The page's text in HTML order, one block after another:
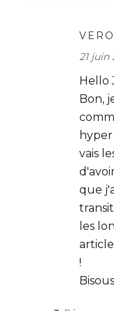
21 juin
Hello
Bon,
vais
que
les
!